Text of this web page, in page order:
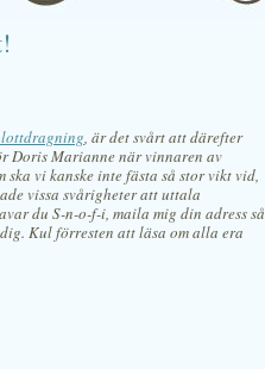
, är det svårt att därefter
Doris Marianne när vinnaren av
ska vi kanske inte fästa så stor vikt vid,
vissa svårigheter att uttala
du S-n-o-f-i, maila mig din adress så
Kul förresten att läsa om alla era